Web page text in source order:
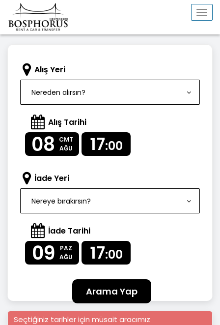
Alış Yeri
Nereden alırsın?
Alış Tarihi
08
CMT
AĞU
17:00
İade Yeri
Nereye bırakırsın?
İade Tarihi
09
PAZ
AĞU
17:00
Arama Yap
Seçtiğiniz tarihler için müsait aracımız